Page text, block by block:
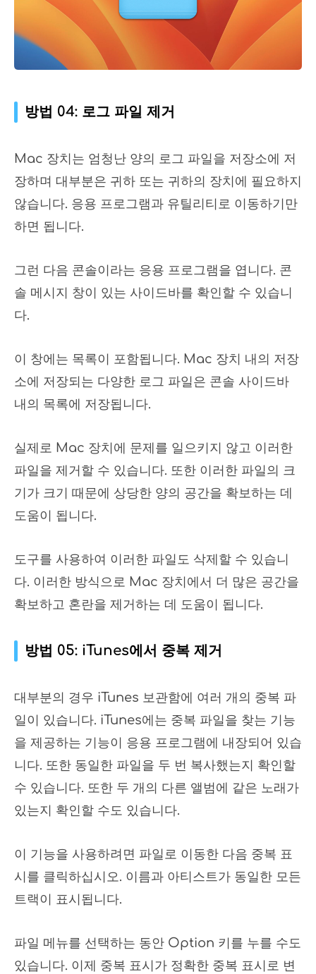
방법 04: 로그 파일 제거
Mac 장치는 엄청난 양의 로그 파일을 저장소에 저
장하며 대부분은 귀하 또는 귀하의 장치에 필요하지
않습니다. 응용 프로그램과 유틸리티로 이동하기만
하면 됩니다.
그런 다음 콘솔이라는 응용 프로그램을 엽니다. 콘
솔 메시지 창이 있는 사이드바를 확인할 수 있습니
다.
이 창에는 목록이 포함됩니다. Mac 장치 내의 저장
소에 저장되는 다양한 로그 파일은 콘솔 사이드바
내의 목록에 저장됩니다.
실제로 Mac 장치에 문제를 일으키지 않고 이러한
파일을 제거할 수 있습니다. 또한 이러한 파일의 크
기가 크기 때문에 상당한 양의 공간을 확보하는 데
도움이 됩니다.
도구를 사용하여 이러한 파일도 삭제할 수 있습니
다. 이러한 방식으로 Mac 장치에서 더 많은 공간을
확보하고 혼란을 제거하는 데 도움이 됩니다.
방법 05: iTunes에서 중복 제거
대부분의 경우 iTunes 보관함에 여러 개의 중복 파
일이 있습니다. iTunes에는 중복 파일을 찾는 기능
을 제공하는 기능이 응용 프로그램에 내장되어 있습
니다. 또한 동일한 파일을 두 번 복사했는지 확인할
수 있습니다. 또한 두 개의 다른 앨범에 같은 노래가
있는지 확인할 수도 있습니다.
이 기능을 사용하려면 파일로 이동한 다음 중복 표
시를 클릭하십시오. 이름과 아티스트가 동일한 모든
트랙이 표시됩니다.
파일 메뉴를 선택하는 동안 Option 키를 누를 수도
있습니다. 이제 중복 표시가 정확한 중복 표시로 변